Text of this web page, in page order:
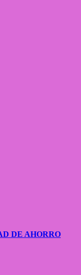
DE AHORRO